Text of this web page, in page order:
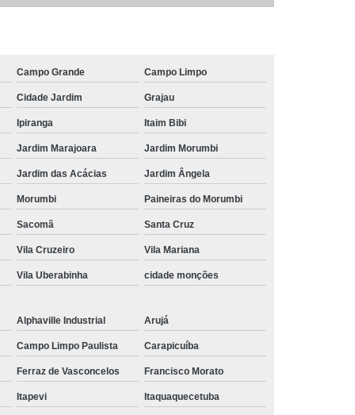
Rack Servidor Pequeno
Data Center Rack
Data Center Rack Metálico
19
Rack Data Center Aluminio
Aluminio
Rack de Data Center
Rack Metálico para Data Center
Data Center
Rack para Data Center
Rack Software Data Center Metálico
Régua de 8 Tomadas para Rack
Régua de Tomada Gerenciável
Amperes
Régua de Tomadas 20a
Régua de Tomadas com Disjuntor
Régua de Tomadas para Rack 20a
para Rack com Disjuntor
Campo Grande Campo Limpo
Cidade Jardim Grajau
Ipiranga Itaim Bibi
Jardim Marajoara Jardim Morumbi
Jardim das Acácias Jardim Ângela
Morumbi Paineiras do Morumbi
Sacomã Santa Cruz
Vila Cruzeiro Vila Mariana
Vila Uberabinha cidade monções
Alphaville Industrial Arujá
Campo Limpo Paulista Carapicuíba
Ferraz de Vasconcelos Francisco Morato
Itapevi Itaquaquecetuba